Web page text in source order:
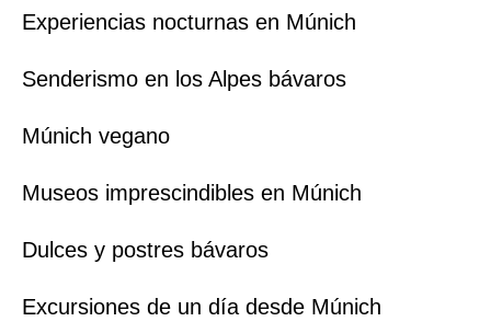
Experiencias nocturnas en Múnich
Senderismo en los Alpes bávaros
Múnich vegano
Museos imprescindibles en Múnich
Dulces y postres bávaros
Excursiones de un día desde Múnich